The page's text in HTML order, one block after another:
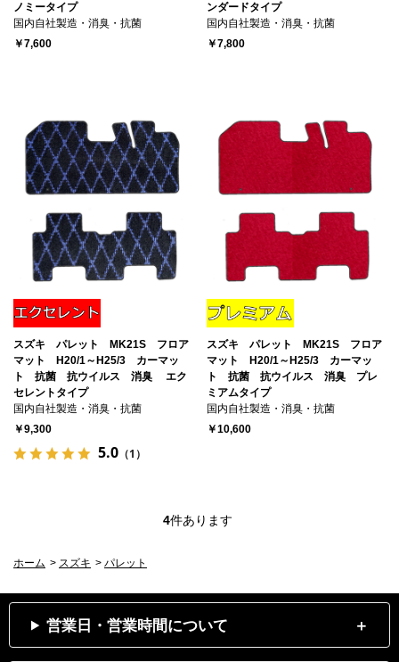
ノミータイプ
国内自社製造・消臭・抗菌
￥7,600
ンダードタイプ
国内自社製造・消臭・抗菌
￥7,800
スズキ パレット MK21S フロア
マット H20/1～H25/3 カーマッ
ト 抗菌 抗ウイルス 消臭 エク
セレントタイプ
国内自社製造・消臭・抗菌
￥9,300
5.0 （1）
スズキ パレット MK21S フロア
マット H20/1～H25/3 カーマッ
ト 抗菌 抗ウイルス 消臭 プレ
ミアムタイプ
国内自社製造・消臭・抗菌
￥10,600
4件あります
ホーム > スズキ > パレット
営業日・営業時間について